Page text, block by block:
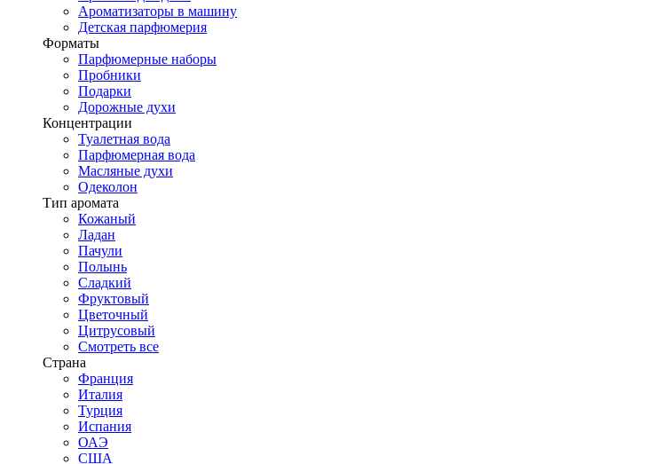
Ароматизаторы в машину
Детская парфюмерия
Форматы
Парфюмерные наборы
Пробники
Подарки
Дорожные духи
Концентрации
Туалетная вода
Парфюмерная вода
Масляные духи
Одеколон
Тип аромата
Кожаный
Ладан
Пачули
Полынь
Сладкий
Фруктовый
Цветочный
Цитрусовый
Смотреть все
Страна
Франция
Италия
Турция
Испания
ОАЭ
США